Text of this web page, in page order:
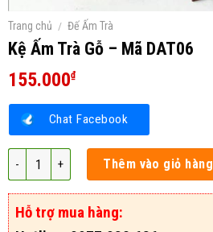
Trang chủ / Đế Ấm Trà
Kệ Ấm Trà Gỗ – Mã DAT06
155.000₫
Chat Facebook
Kệ Ấm Trà Gỗ - Mã DAT06 số lượng
Thêm vào giỏ hàng
Hỗ trợ mua hàng: